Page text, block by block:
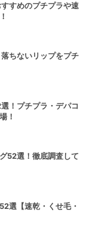
すめのプチプラや速
ちないリップをプチ
！プチプラ・デパコ
！
52選！徹底調査して
選【速乾・くせ毛・